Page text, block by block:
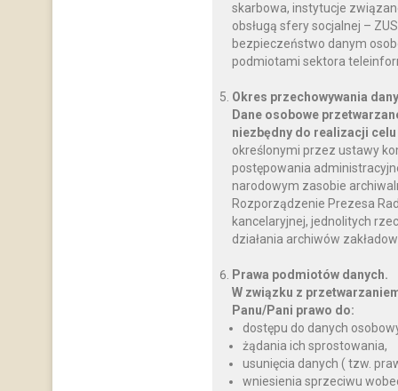
skarbowa, instytucje
obsługą sfery socjalnej –
bezpieczeństwo danym
podmiotami sektora
Okres przechowywania
Dane osobowe
niezbędny do realizacji
określonymi przez ustawy
postępowania
narodowym zasobie
Rozporządzenie Prezesa
kancelaryjnej, jednolitych
działania archiwów
Prawa podmiotów danych.
W związku z
Panu/Pani prawo do:
dostępu do danych
żądania ich sprostowania,
usunięcia danych ( tzw.
wniesienia sprzeciwu